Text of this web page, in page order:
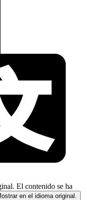
El contenido se ha
en el idioma original.